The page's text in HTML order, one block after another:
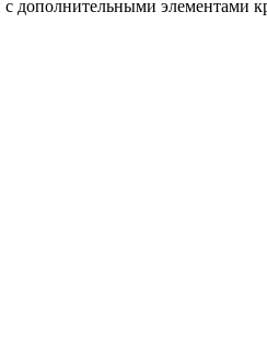
элементами